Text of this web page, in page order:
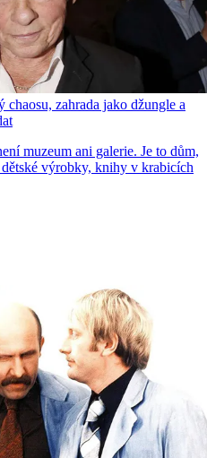
zahrada jako džungle a
muzeum ani galerie. Je to dům,
výrobky, knihy v krabicích